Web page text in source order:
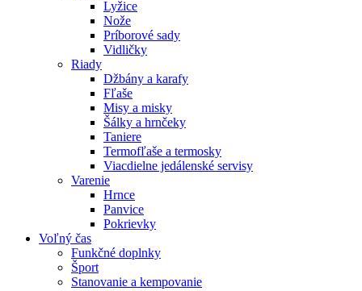
Lyžice
Nože
Príborové sady
Vidličky
Riady
Džbány a karafy
Fľaše
Misy a misky
Šálky a hrnčeky
Taniere
Termofľaše a termosky
Viacdielne jedálenské servisy
Varenie
Hrnce
Panvice
Pokrievky
Voľný čas
Funkčné doplnky
Šport
Stanovanie a kempovanie